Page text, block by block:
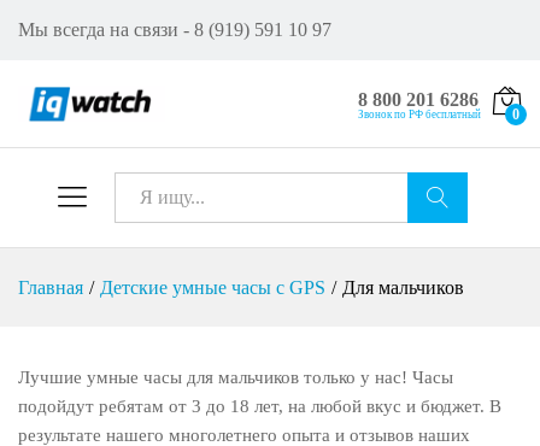
Мы всегда на связи - 8 (919) 591 10 97
8 800 201 6286
Звонок по РФ бесплатный 0
Все
Искат
ь
Главная / Детские умные часы с GPS / Для мальчиков
Лучшие умные часы для мальчиков только у нас! Часы
подойдут ребятам от 3 до 18 лет, на любой вкус и бюджет. В
результате нашего многолетнего опыта и отзывов наших